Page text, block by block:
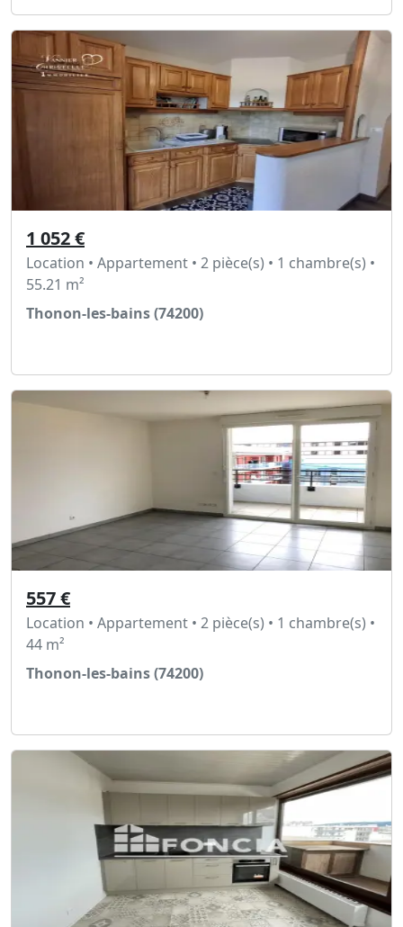
1 052 €
Location • Appartement • 2 pièce(s) • 1 chambre(s) •
55.21 m²
Thonon-les-bains (74200)
557 €
Location • Appartement • 2 pièce(s) • 1 chambre(s) •
44 m²
Thonon-les-bains (74200)